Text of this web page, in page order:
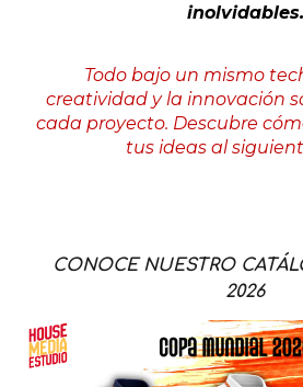
inolvidables.
Todo bajo un mismo
creatividad y la innovación
cada proyecto. Descubre
tus ideas al
CONOCE NUESTRO
2026